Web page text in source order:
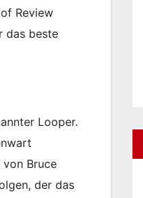
Review
das beste
Looper.
Bruce
der das